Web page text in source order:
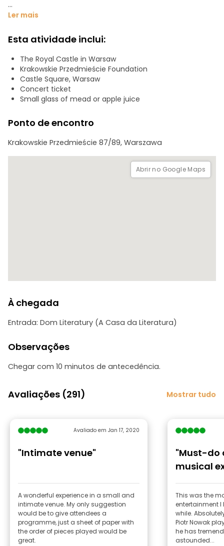
Após a sua chegada, os nossos anfitriões oferecer-lhe-ão
base de mel), mostrar-lhe-ão os seus lugares, darão as
boas-vindas a todos os convidados e farão uma breve
introdução sobre o local e o pianista que actuará para si
esta noite.
Começamos o concerto num ambiente assim. A nossa
sala de concertos está situada na ala esquerda do Castelo
Real, na Galeria Antiga da Associação dos Fotógrafos de
um prazer para nós se pudermos partilhar esta noite
Point Warsaw, Stara Galeria ZPAF, Plac Zamkowy 8.
Ler mais
Esta atividade inclui:
The Royal Castle in Warsaw
Krakowskie Przedmieście Foundation
Castle Square, Warsaw
Concert ticket
Small glass of mead or apple juice
Ponto de encontro
Krakowskie Przedmieście 87/89, Warszawa
Abrir no Google Maps
À chegada
Entrada: Dom Literatury (A Casa da Literatura)
Observações
Chegar com 10 minutos de antecedência.
Avaliações (291) Mostrar tudo
Avaliado em Jan 17, 2020
"Intimate venue"
A wonderful experience in a small and
intimate venue. My only suggestion
would be to give attendees a
programme, just a sheet of paper with
the order of pieces played would be
great.
"Must-do
musical
This was the
entertainment I
while.
Piotr Nowak
he has
astounded...